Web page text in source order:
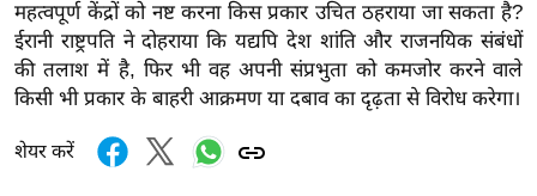
ऑ
टो
व
र्ल्ड
न्यू
महत्वपूर्ण केंद्रों को नष्ट करना किस प्रकार उचित ठहराया जा सकता है?
ईरानी राष्ट्रपति ने दोहराया कि यद्यपि देश शांति और राजनयिक संबंधों
की तलाश में है, फिर भी वह अपनी संप्रभुता को कमजोर करने वाले
किसी भी प्रकार के बाहरी आक्रमण या दबाव का दृढ़ता से विरोध करेगा।
शेयर करें